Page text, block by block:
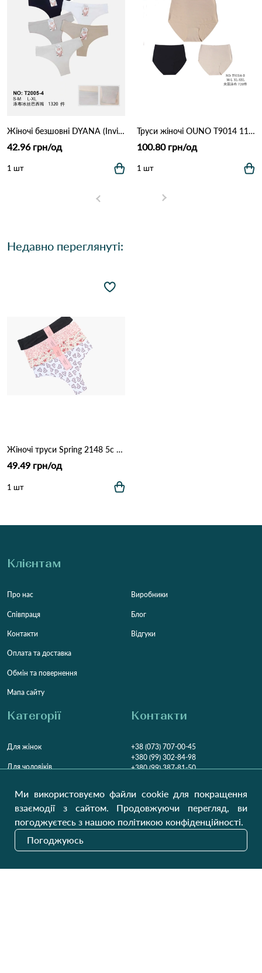
Жіночі безшовні DYANA (Invisible)2005-4 11В Різні кольори
42.96 грн/од
1 шт
Труси жіночі OUNO T9014 11С Різні кольори
100.80 грн/од
1 шт
Недавно переглянуті:
Жіночі труси Spring 2148 5с Різні кольори
49.49 грн/од
1 шт
Клієнтам
Про нас
Співпраця
Контакти
Оплата та доставка
Обмін та повернення
Мапа сайту
Виробники
Блог
Відгуки
Категорії
Для жінок
Для чоловіків
Домашній текстиль
Контакти
+38 (073) 707-00-45
+380 (99) 302-84-98
+380 (99) 387-81-50
Пн-Пт9:00 - 16:00
НДВихідний
Наші оновлення
Ми використовуємо файли cookie для покращення
взаємодії з сайтом. Продовжуючи перегляд, ви
погоджуєтесь з нашою політикою конфіденційності.
Погоджуюсь